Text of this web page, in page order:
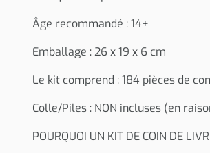
Âge recommandé : 14+
Emballage : 26 x 19 x 6 cm
Le kit comprend : 184 pièces de
Colle/Piles : NON incluses (en
POURQUOI UN KIT DE COIN DE